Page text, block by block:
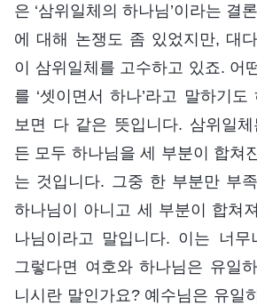
은 ‘삼위일체의 하나님’이라는 결
에 대해 논쟁도 좀 있었지만, 대
이 삼위일체를 고수하고 있죠. 어
를 ‘셋이면서 하나’라고 말하기
보면 다 같은 뜻입니다. 삼위일
든 모두 하나님을 세 부분이 합쳐
는 것입니다. 그중 한 부분만 부
하나님이 아니고 세 부분이 합쳐
나님이라고 말입니다. 이는 너
그렇다면 여호와 하나님은 유일
니시란 말인가요? 예수님은 유일